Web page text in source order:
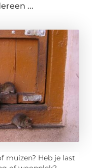
...
muizen? Heb je last